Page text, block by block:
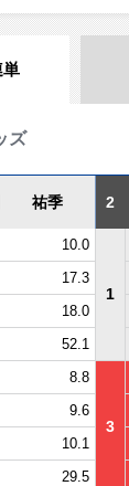
単
ズ
祐季 2
10.0
1
17.3
18.0
52.1
8.8
3
9.6
10.1
29.5